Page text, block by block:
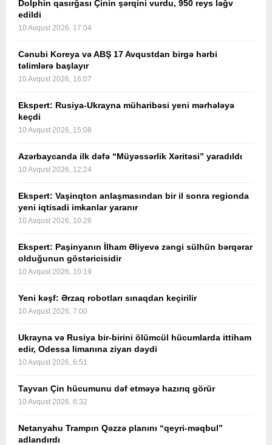
Dolphin qasırğası Çinin şərqini vurdu, 950 reys ləğv
edildi
10 Avqust 2026, 17:04
Cənubi Koreya və ABŞ 17 Avqustdan birgə hərbi
təlimlərə başlayır
10 Avqust 2026, 16:07
Ekspert: Rusiya-Ukrayna müharibəsi yeni mərhələyə
keçdi
10 Avqust 2026, 15:08
Azərbaycanda ilk dəfə “Müyəssərlik Xəritəsi” yaradıldı
10 Avqust 2026, 12:24
Ekspert: Vaşinqton anlaşmasından bir il sonra regionda
yeni iqtisadi imkanlar yaranır
10 Avqust 2026, 10:26
Ekspert: Paşinyanın İlham Əliyevə zəngi sülhün bərqərar
olduğunun göstəricisidir
10 Avqust 2026, 10:19
Yeni kəşf: Ərzaq robotları sınaqdan keçirilir
10 Avqust 2026, 7:00
Ukrayna və Rusiya bir-birini ölümcül hücumlarda ittiham
edir, Odessa limanına ziyan dəydi
10 Avqust 2026, 6:51
Tayvan Çin hücumunu dəf etməyə hazırıq görür
10 Avqust 2026, 6:32
Netanyahu Trampın Qəzzə planını “qeyri-məqbul”
adlandırdı